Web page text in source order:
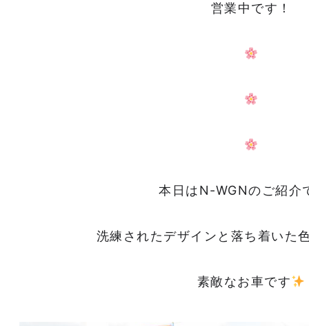
営業中です！
本日はN-WGNのご紹介
洗練されたデザインと落ち着いた
素敵なお車です